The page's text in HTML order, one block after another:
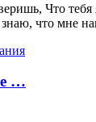
Что тебя
что мне
…